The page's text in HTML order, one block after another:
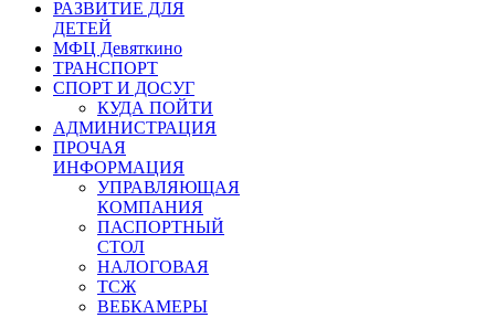
РАЗВИТИЕ ДЛЯ
ДЕТЕЙ
МФЦ Девяткино
ТРАНСПОРТ
СПОРТ И ДОСУГ
КУДА ПОЙТИ
АДМИНИСТРАЦИЯ
ПРОЧАЯ
ИНФОРМАЦИЯ
УПРАВЛЯЮЩАЯ
КОМПАНИЯ
ПАСПОРТНЫЙ
СТОЛ
НАЛОГОВАЯ
ТСЖ
ВЕБКАМЕРЫ